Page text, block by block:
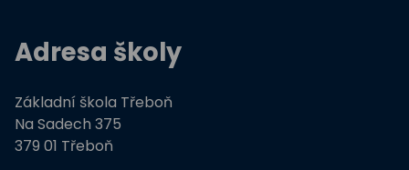
Adresa školy
Základní škola Třeboň
Na Sadech 375
379 01 Třeboň